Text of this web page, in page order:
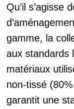
Qu’il s’agisse
gamme, la
aux standards
matériaux
non-tissé
garantit une